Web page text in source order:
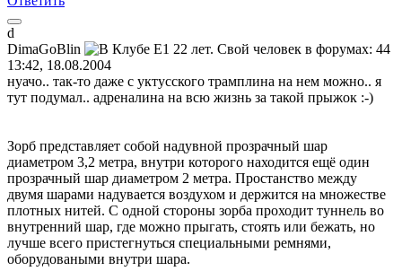
d
DimaGoBlin
13:42, 18.08.2004
нуачо.. так-то даже с уктусского трамплина на нем можно.. я
тут подумал.. адреналина на всю жизнь за такой прыжок :-)
Зорб представляет собой надувной прозрачный шар
диаметром 3,2 метра, внутри которого находится ещё один
прозрачный шар диаметром 2 метра. Простанство между
двумя шарами надувается воздухом и держится на множестве
плотных нитей. С одной стороны зорба проходит туннель во
внутренний шар, где можно прыгать, стоять или бежать, но
лучше всего пристегнуться специальными ремнями,
оборудоваными внутри шара.